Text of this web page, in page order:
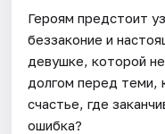
Героям предстоит
беззаконие и
девушке, которой
долгом перед теми,
счастье, где
ошибка?